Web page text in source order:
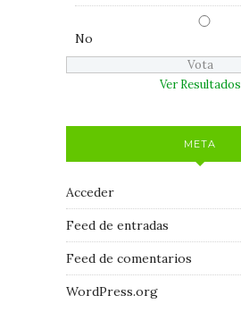
No
Ver Resultados
META
Acceder
Feed de entradas
Feed de comentarios
WordPress.org